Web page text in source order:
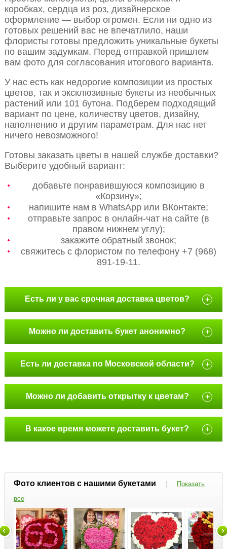
коробках, сердца из роз, дизайнерское
оформление — выбор огромен. Если ни одно из
готовых решений вас не впечатлило, наши
флористы готовы предложить уникальные букеты
по вашим задумкам. Перед отправкой пришлем
вам фото для согласования итогового варианта.
У нас есть как недорогие композиции из простых
цветов, так и эксклюзивные букеты из необычных
растений или 101 бутона. Подберем подходящий
вариант по цене, количеству цветов, дизайну,
наполнению и другим параметрам. Для нас нет
ничего невозможного!
Готовы заказать цветы в нашей службе доставки?
Выберите удобный вариант:
добавьте понравившуюся композицию в
«Корзину»;
напишите нам в WhatsApp или ВКонтакте;
отправьте запрос в онлайн-чат на сайте (в
правом нижнем углу);
закажите обратный звонок;
свяжитесь с флористом по телефону +7 (968)
891-19-11.
Есть ли у вас срочная доставка цветов? +
Можно ли доставить букет анонимно? +
Есть ли доставка по Московской области? +
Можно ли добавить открытку к цветам? +
В какое время можете доставить букет? +
Фото клиентов с нашими букетами |
Показать
все